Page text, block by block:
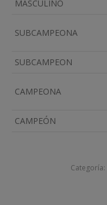
MASCULINO
SUBCAMPEONA
SUBCAMPEON
CAMPEONA
CAMPEÓN
Categoría: